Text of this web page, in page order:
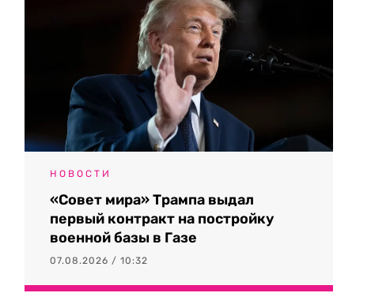
НОВОСТИ
«Совет мира» Трампа выдал
первый контракт на постройку
военной базы в Газе
07.08.2026 / 10:32